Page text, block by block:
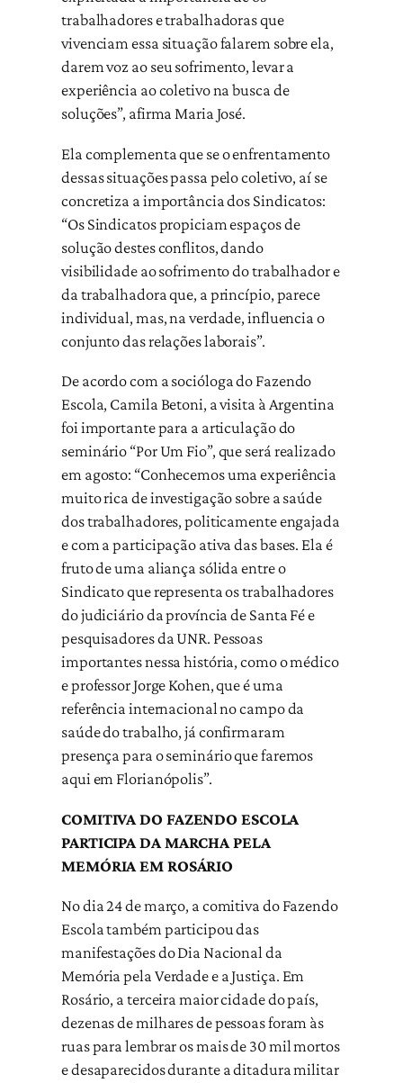
trabalhadores e trabalhadoras que
vivenciam essa situação falarem sobre ela,
darem voz ao seu sofrimento, levar a
experiência ao coletivo na busca de
soluções”, afirma Maria José.
Ela complementa que se o enfrentamento
dessas situações passa pelo coletivo, aí se
concretiza a importância dos Sindicatos:
“Os Sindicatos propiciam espaços de
solução destes conflitos, dando
visibilidade ao sofrimento do trabalhador e
da trabalhadora que, a princípio, parece
individual, mas, na verdade, influencia o
conjunto das relações laborais”.
De acordo com a socióloga do Fazendo
Escola, Camila Betoni, a visita à Argentina
foi importante para a articulação do
seminário “Por Um Fio”, que será realizado
em agosto: “Conhecemos uma experiência
muito rica de investigação sobre a saúde
dos trabalhadores, politicamente engajada
e com a participação ativa das bases. Ela é
fruto de uma aliança sólida entre o
Sindicato que representa os trabalhadores
do judiciário da província de Santa Fé e
pesquisadores da UNR. Pessoas
importantes nessa história, como o médico
e professor Jorge Kohen, que é uma
referência internacional no campo da
saúde do trabalho, já confirmaram
presença para o seminário que faremos
aqui em Florianópolis”.
COMITIVA DO FAZENDO ESCOLA
PARTICIPA DA MARCHA PELA
MEMÓRIA EM ROSÁRIO
No dia 24 de março, a comitiva do Fazendo
Escola também participou das
manifestações do Dia Nacional da
Memória pela Verdade e a Justiça. Em
Rosário, a terceira maior cidade do país,
dezenas de milhares de pessoas foram às
ruas para lembrar os mais de 30 mil mortos
e desaparecidos durante a ditadura militar